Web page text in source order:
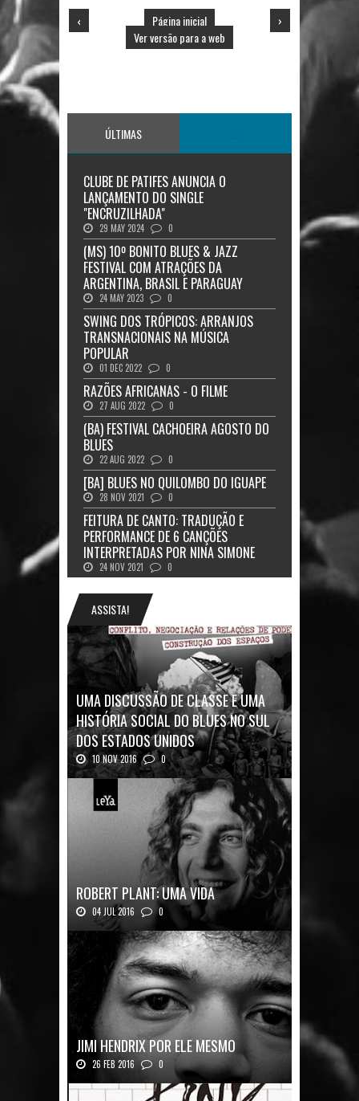
‹ ›
Página inicial
Ver versão para a web
ÚLTIMAS
CLUBE DE PATIFES ANUNCIA O
LANÇAMENTO DO SINGLE
"ENCRUZILHADA"
29 MAY 2024 0
(MS) 10º BONITO BLUES & JAZZ
FESTIVAL COM ATRAÇÕES DA
ARGENTINA, BRASIL E PARAGUAY
24 MAY 2023 0
SWING DOS TRÓPICOS: ARRANJOS
TRANSNACIONAIS NA MÚSICA
POPULAR
01 DEC 2022 0
RAZÕES AFRICANAS - O FILME
27 AUG 2022 0
(BA) FESTIVAL CACHOEIRA AGOSTO DO
BLUES
22 AUG 2022 0
[BA] BLUES NO QUILOMBO DO IGUAPE
28 NOV 2021 0
FEITURA DE CANTO: TRADUÇÃO E
PERFORMANCE DE 6 CANÇÕES
INTERPRETADAS POR NINA SIMONE
24 NOV 2021 0
ASSISTA!
UMA DISCUSSÃO DE CLASSE E UMA
HISTÓRIA SOCIAL DO BLUES NO SUL
DOS ESTADOS UNIDOS
10 NOV 2016 0
Mais uma ótima oportunidade de se
ROBERT PLANT: UMA VIDA
04 JUL 2016 0
Robert Plant, o vocalista do Led Zeppeli...
JIMI HENDRIX POR ELE MESMO
26 FEB 2016 0
Texto histórico expõe a mente do mestre J...